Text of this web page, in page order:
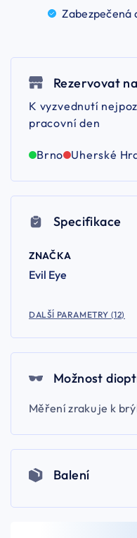
Zabezpečená
Rezervovat
K vyzvednutí
pracovní den
Brno Uherské
Specifikace
ZNAČKA
Evil Eye
DALŠÍ PARAMETRY (12)
Možnost
Měření zraku je k
Balení